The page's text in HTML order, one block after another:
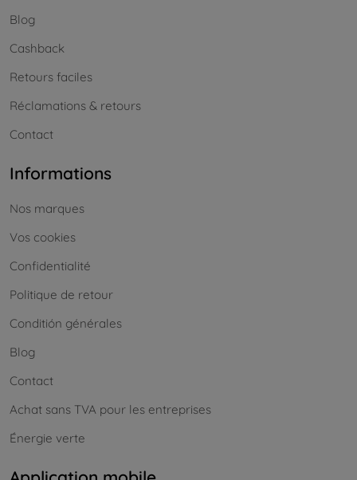
Blog
Cashback
Retours faciles
Réclamations & retours
Contact
Informations
Nos marques
Vos cookies
Confidentialité
Politique de retour
Conditión générales
Blog
Contact
Achat sans TVA pour les entreprises
Énergie verte